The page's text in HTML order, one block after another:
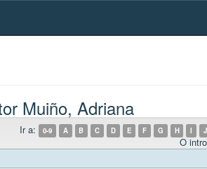
Muiño, Adriana
Ir a: 0-9 A B C D E F G H I J
O